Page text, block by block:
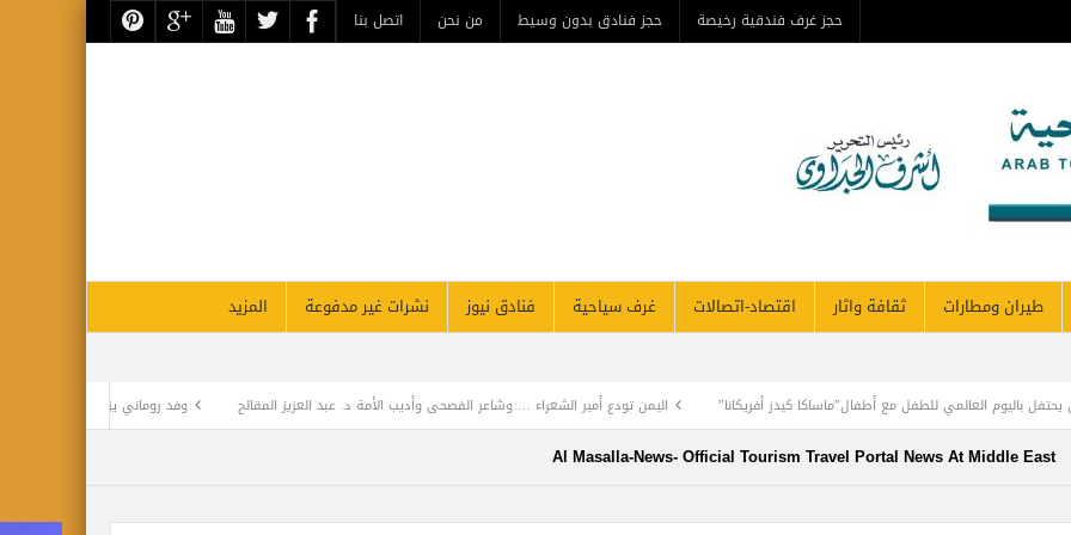
حجز غرف فندقية رخيصة حجز فنادق بدون وسيط من نحن اتصل بنا
طيران ومطارات ثقافة واثار اقتصاد-اتصالات غرف سياحية فنادق نيوز نشرات غير مدفوعة
المزيد
للطفل مع أطفال”ماساكا كيدز أفريكانا” اليمن تودع أمير الشعراء … وشاعر الفصحى وأديب الأمة د. عبد العزيز المقالح
وفد روماني يزور دير سانت كاترين للترويج
Al Masalla-News- Official Tourism Travel Portal News At Middle East